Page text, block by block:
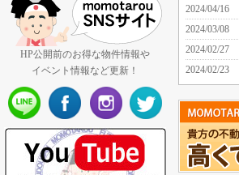
HP公開前のお得な物件情報や
イベント情報など更新！
2024/04/16
2024/03/08
2024/02/27
2024/02/23